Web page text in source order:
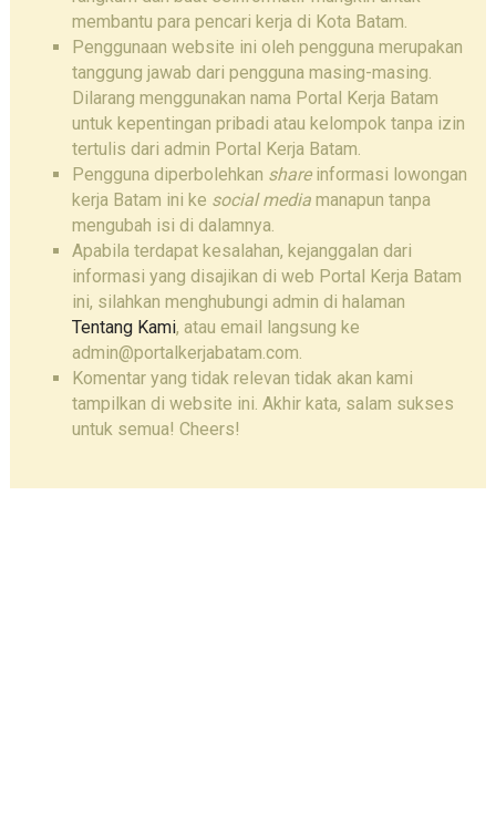
membantu para pencari kerja di Kota Batam.
Penggunaan website ini oleh pengguna merupakan
tanggung jawab dari pengguna masing-masing.
Dilarang menggunakan nama Portal Kerja Batam
untuk kepentingan pribadi atau kelompok tanpa izin
tertulis dari admin Portal Kerja Batam.
Pengguna diperbolehkan shareinformasi lowongan
kerja Batam ini ke social mediamanapun tanpa
mengubah isi di dalamnya.
Apabila terdapat kesalahan, kejanggalan dari
informasi yang disajikan di web Portal Kerja Batam
ini, silahkan menghubungi admin di halaman
Tentang Kami, atau email langsung ke
admin@portalkerjabatam.com.
Komentar yang tidak relevan tidak akan kami
tampilkan di website ini. Akhir kata, salam sukses
untuk semua! Cheers!